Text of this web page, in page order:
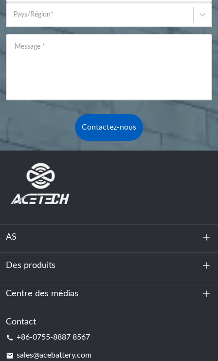
Pays/Région*
Message *
Contactez-nous
AS
À propos de nous
Durabilité
Des produits
Stockage d'énergie
Centre de données et salle des serveurs
Centre des médias
Nouvelles
Contact
+86-0755-8887 8567
sales@acebattery.com